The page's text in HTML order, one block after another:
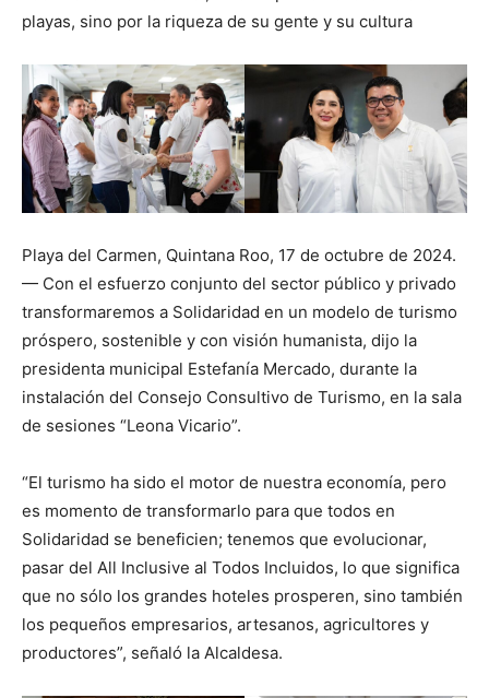
playas, sino por la riqueza de su gente y su cultura
Playa del Carmen, Quintana Roo, 17 de octubre de 2024.
— Con el esfuerzo conjunto del sector público y privado
transformaremos a Solidaridad en un modelo de turismo
próspero, sostenible y con visión humanista, dijo la
presidenta municipal Estefanía Mercado, durante la
instalación del Consejo Consultivo de Turismo, en la sala
de sesiones “Leona Vicario”.
“El turismo ha sido el motor de nuestra economía, pero
es momento de transformarlo para que todos en
Solidaridad se beneficien; tenemos que evolucionar,
pasar del All Inclusive al Todos Incluidos, lo que significa
que no sólo los grandes hoteles prosperen, sino también
los pequeños empresarios, artesanos, agricultores y
productores”, señaló la Alcaldesa.